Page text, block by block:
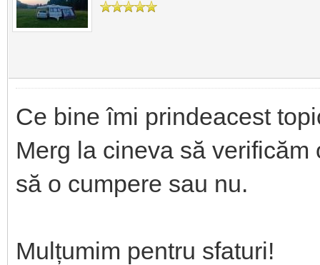
Ce bine îmi prindeacest
Merg la cineva să
să o cumpere sau nu.
Mulțumim pentru sfaturi!